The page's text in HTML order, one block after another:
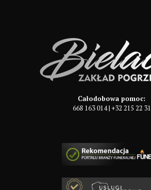
Całodobowa pomoc:
668 163 014| +32 215 22 31